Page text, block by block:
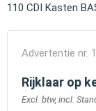
110 CDI Kasten
Advertentie nr.
Rijklaar op
Excl. btw, incl.